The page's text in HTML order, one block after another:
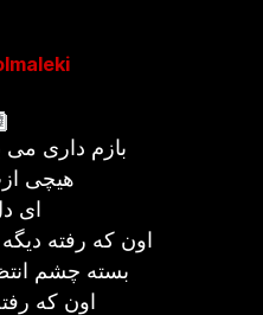
بازم داری می
هیچی
ای
اون که رفته
بسته چشم
اون که